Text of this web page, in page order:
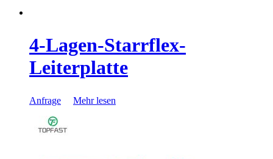
4-Lagen-Starrflex-
Leiterplatte
Anfrage Mehr lesen